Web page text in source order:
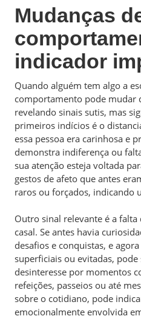
Mudanças
indicador
Quando alguém tem algo a
comportamento pode mudar
revelando sinais sutis, mas
primeiros indícios é o
essa pessoa era carinhosa e
demonstra indiferença ou
sua atenção esteja voltada
gestos de afeto que antes
raros ou forçados, indicando
Outro sinal relevante é a
casal. Se antes havia
desafios e conquistas, e
superficiais ou evitadas,
desinteresse por momentos
refeições, passeios ou até
sobre o cotidiano, pode
emocionalmente envolvida